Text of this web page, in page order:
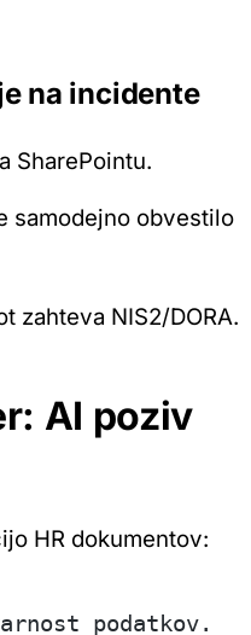
na incidente
SharePointu.
samodejno obvestilo
zahteva NIS2/DORA.
AI poziv
HR dokumentov:
podatkov.